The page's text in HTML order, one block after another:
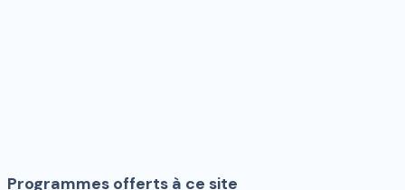
Programmes offerts à ce site